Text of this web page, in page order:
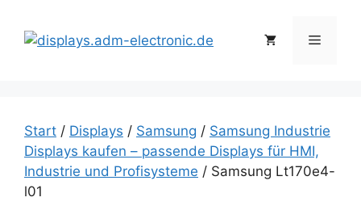
Inhalt
springen
Menü
Start / Displays / Samsung / Samsung Industrie
Displays kaufen – passende Displays für HMI,
Industrie und Profisysteme / Samsung Lt170e4-
l01